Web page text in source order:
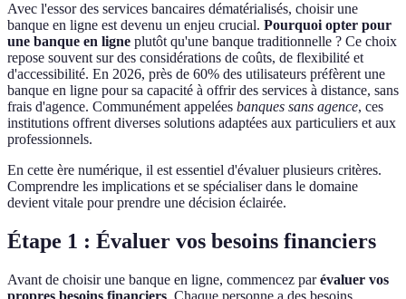
Avec l'essor des services bancaires dématérialisés, choisir une
banque en ligne est devenu un enjeu crucial. Pourquoi opter pour
une banque en ligne plutôt qu'une banque traditionnelle ? Ce choix
repose souvent sur des considérations de coûts, de flexibilité et
d'accessibilité. En 2026, près de 60% des utilisateurs préfèrent une
banque en ligne pour sa capacité à offrir des services à distance, sans
frais d'agence. Communément appelées banques sans agence, ces
institutions offrent diverses solutions adaptées aux particuliers et aux
professionnels.
En cette ère numérique, il est essentiel d'évaluer plusieurs critères.
Comprendre les implications et se spécialiser dans le domaine
devient vitale pour prendre une décision éclairée.
Étape 1 : Évaluer vos besoins financiers
Avant de choisir une banque en ligne, commencez parévaluer vos